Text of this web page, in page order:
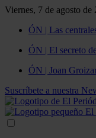
Viernes, 7 de agosto de
ÓN | Las
ÓN | El secreto
ÓN | Joan
Suscríbete a nuestra